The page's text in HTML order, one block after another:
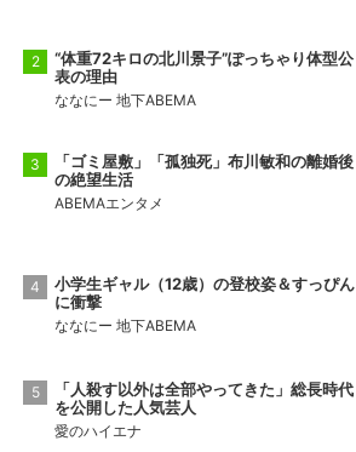
“体重72キロの北川景子”ぽっちゃり体型公
表の理由
ななにー 地下ABEMA
「ゴミ屋敷」「孤独死」布川敏和の離婚後
の絶望生活
ABEMAエンタメ
小学生ギャル（12歳）の登校姿＆すっぴん
に衝撃
ななにー 地下ABEMA
「人殺す以外は全部やってきた」総長時代
を公開した人気芸人
愛のハイエナ